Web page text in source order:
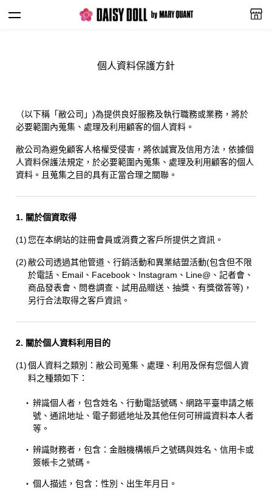
個人資料保護方針
（以下稱「敝公司」)為提供良好服務及執行職務或業務，將於
必要範圍內蒐集、處理及利用顧客的個人資料。
敝公司為避免顧客人格權受侵害，將依誠實及信用方法，依據個
人資料保護法規定，於必要範圍內蒐集、處理及利用顧客的個人
資料。且蒐集之目的具有正當合理之關聯。
1. 關於個資取得
(1)您在本網站的註冊會員或消費之客戶所提供之資訊。
(2) 敝公司透過其他管道、行銷活動和異業結盟活動(包含但不限
於電話、Email、Facebook、Instagram、Line@、記者會、
商品發表會、問卷調查、試用品贈送、抽獎、有獎徵答等)，
另行合法取得之客戶資訊。
2. 關於個人資料利用目的
(1)個人資料之類別：敝公司蒐集、處理、利用及保有您個人資
料之種類如下：
・ 辨識個人者，包含姓名、行動電話號碼、網路平臺申請之帳
號、通訊地址、電子郵遞地址及其他任何可辨識資料本人者
等。
・ 辨識財務者，包含：金融機構帳戶之號碼與姓名、信用卡或
簽帳卡之號碼。
・ 個人描述，包含：性別、出生年月日。